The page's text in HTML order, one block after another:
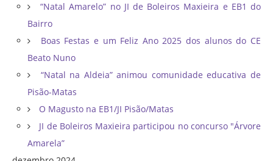
“Natal Amarelo” no JI de Boleiros Maxieira e EB1 do
Bairro
Boas Festas e um Feliz Ano 2025 dos alunos do CE
Beato Nuno
“Natal na Aldeia” animou comunidade educativa de
Pisão-Matas
O Magusto na EB1/JI Pisão/Matas
JI de Boleiros Maxieira participou no concurso "Árvore
Amarela”